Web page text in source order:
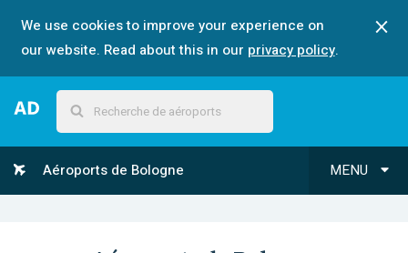
We use cookies to improve your experience on
our website. Read about this in our privacy policy.
MENU
Aéroports de Bologne